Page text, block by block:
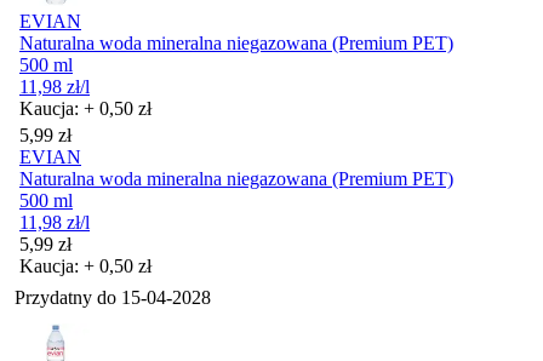
EVIAN
Naturalna woda mineralna niegazowana (Premium PET)
500 ml
11,98 zł/l
Kaucja: + 0,50 zł
Cena
5,99 zł
EVIAN
Naturalna woda mineralna niegazowana (Premium PET)
500 ml
11,98 zł/l
Cena
5,99 zł
Kaucja: + 0,50 zł
Przydatny do 15-04-2028